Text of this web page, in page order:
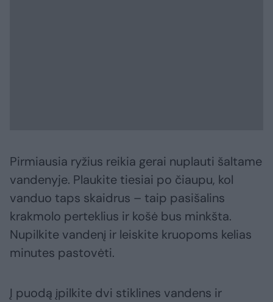
Pirmiausia ryžius reikia gerai nuplauti šaltame
vandenyje. Plaukite tiesiai po čiaupu, kol
vanduo taps skaidrus – taip pasišalins
krakmolo perteklius ir košė bus minkšta.
Nupilkite vandenį ir leiskite kruopoms kelias
minutes pastovėti.
Į puodą įpilkite dvi stiklines vandens ir